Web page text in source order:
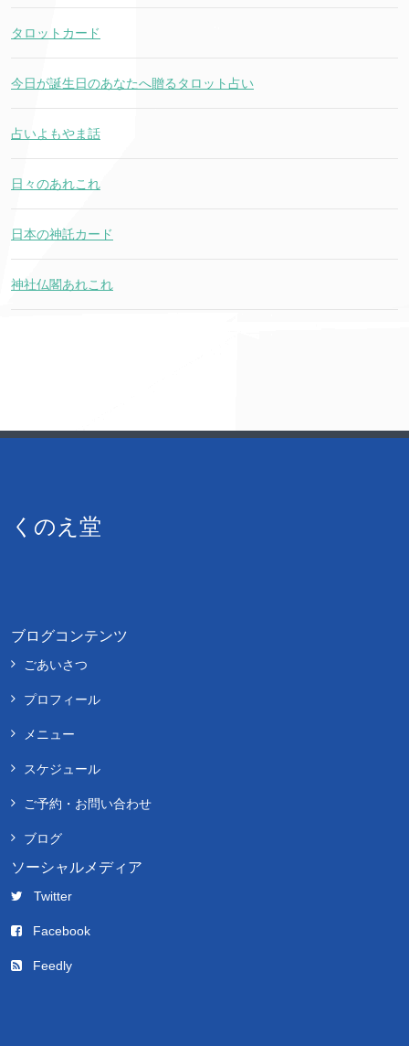
タロットカード
今日が誕生日のあなたへ贈るタロット占い
占いよもやま話
日々のあれこれ
日本の神託カード
神社仏閣あれこれ
くのえ堂
ブログコンテンツ
ごあいさつ
プロフィール
メニュー
スケジュール
ご予約・お問い合わせ
ブログ
ソーシャルメディア
Twitter
Facebook
Feedly